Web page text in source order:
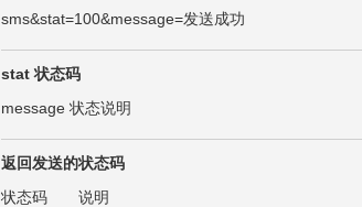
sms&stat=100&message=发送成功
stat 状态码
message 状态说明
返回发送的状态码
状态码 说明